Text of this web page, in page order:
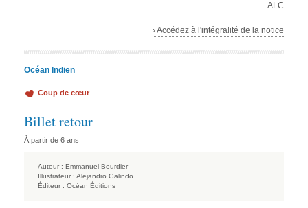
ALC
› Accédez à l'intégralité de la notice
Océan Indien
Coup de cœur
Billet retour
À partir de 6 ans
Auteur : Emmanuel Bourdier
Illustrateur : Alejandro Galindo
Éditeur : Océan Éditions